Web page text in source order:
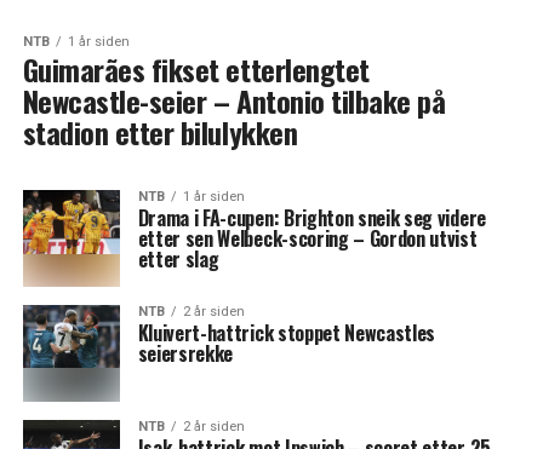
NTB 1 år siden
Guimarães fikset etterlengtet
Newcastle-seier – Antonio tilbake på
stadion etter bilulykken
NTB 1 år siden
Drama i FA-cupen: Brighton sneik seg videre
etter sen Welbeck-scoring – Gordon utvist
etter slag
NTB 2 år siden
Kluivert-hattrick stoppet Newcastles
seiersrekke
NTB 2 år siden